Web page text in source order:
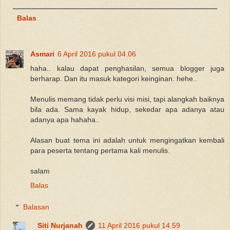
Balas
Asmari 6 April 2016 pukul 04.06
haha.. kalau dapat penghasilan, semua blogger juga
berharap. Dan itu masuk kategori keinginan. hehe..
Menulis memang tidak perlu visi misi, tapi alangkah baiknya
bila ada. Sama kayak hidup, sekedar apa adanya atau
adanya apa hahaha..
Alasan buat tema ini adalah untuk mengingatkan kembali
para peserta tentang pertama kali menulis.
salam
Balas
Balasan
Siti Nurjanah
11 April 2016 pukul 14.59